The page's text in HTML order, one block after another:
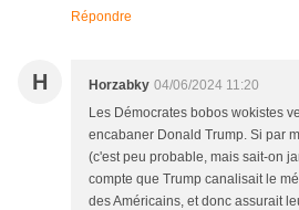
Répondre
H Horzabky 04/06/2024 11:20
Les Démocrates bobos wokistes
encabaner Donald Trump. Si par
(c'est peu probable, mais sait-on
compte que Trump canalisait le
des Américains, et donc assurait